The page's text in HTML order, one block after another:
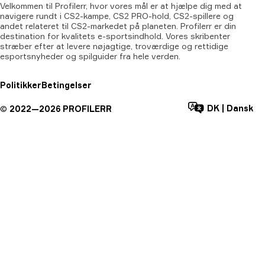
Velkommen til Profilerr, hvor vores mål er at hjælpe dig med at
navigere rundt i CS2-kampe, CS2 PRO-hold, CS2-spillere og
andet relateret til CS2-markedet på planeten. Profilerr er din
destination for kvalitets e-sportsindhold. Vores skribenter
stræber efter at levere nøjagtige, troværdige og rettidige
esportsnyheder og spilguider fra hele verden.
PolitikkerBetingelser
© 2022—2026 PROFILERR DK Dansk